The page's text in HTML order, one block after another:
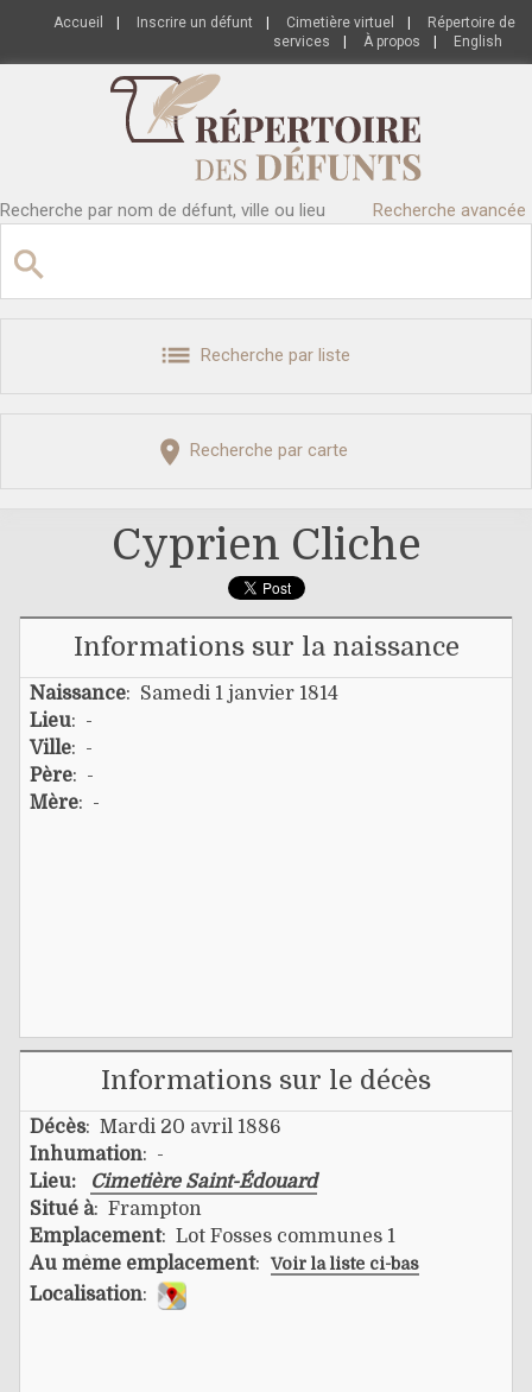
Accueil Inscrire un défunt Cimetière virtuel
Répertoire de
services
À propos English
Recherche par nom de défunt, ville ou lieu Recherche avancée
Recherche par liste
Recherche par carte
Cyprien Cliche
Informations sur la naissance
Naissance: Samedi 1 janvier 1814
Lieu: -
Ville: -
Père: -
Mère: -
Informations sur le décès
Décès: Mardi 20 avril 1886
Inhumation: -
Lieu:
Cimetière Saint-Édouard
Situé à: Frampton
Emplacement: Lot Fosses communes 1
Au même emplacement: Voir la liste ci-bas
Localisation: